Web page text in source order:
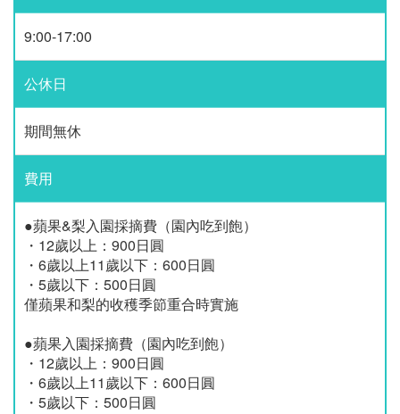
9:00-17:00
公休日
期間無休
費用
●蘋果&梨入園採摘費（園內吃到飽）
・12歲以上：900日圓
・6歲以上11歲以下：600日圓
・5歲以下：500日圓
僅蘋果和梨的收穫季節重合時實施
●蘋果入園採摘費（園內吃到飽）
・12歲以上：900日圓
・6歲以上11歲以下：600日圓
・5歲以下：500日圓